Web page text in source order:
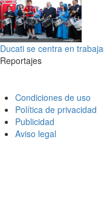
Ducati se centra en
Reportajes
Condiciones de uso
Política de privacidad
Publicidad
Aviso legal